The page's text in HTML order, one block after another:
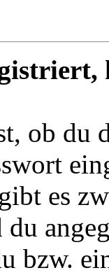
ob du
es
bzw.